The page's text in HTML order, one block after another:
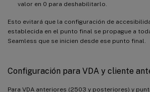
valor en 0 para deshabilitarlo.
Esto evitará que la configuración de
establecida en el punto final se propague a
Seamless que se inicien desde ese punto final.
Configuración para VDA y cliente
Para VDA anteriores (2503 y posteriores) y